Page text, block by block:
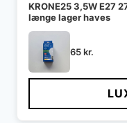
KRONE25 3,5W E27
længe lager haves
65kr.